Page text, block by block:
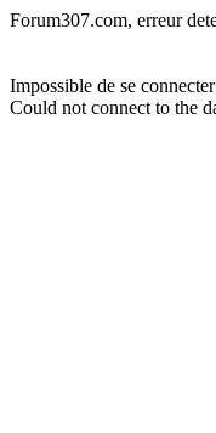
Forum307.com, erreur
Impossible de se
Could not connect to the